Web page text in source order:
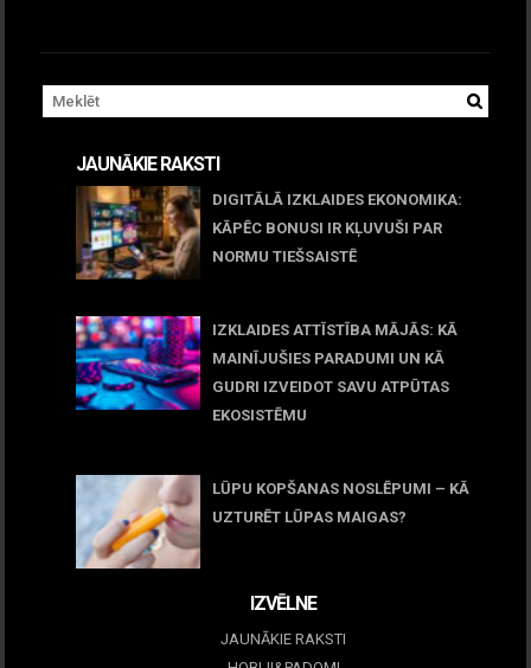
JAUNĀKIE RAKSTI
DIGITĀLĀ IZKLAIDES EKONOMIKA:
KĀPĒC BONUSI IR KĻUVUŠI PAR
NORMU TIEŠSAISTĒ
IZKLAIDES ATTĪSTĪBA MĀJĀS: KĀ
MAINĪJUŠIES PARADUMI UN KĀ
GUDRI IZVEIDOT SAVU ATPŪTAS
EKOSISTĒMU
LŪPU KOPŠANAS NOSLĒPUMI – KĀ
UZTURĒT LŪPAS MAIGAS?
IZVĒLNE
JAUNĀKIE RAKSTI